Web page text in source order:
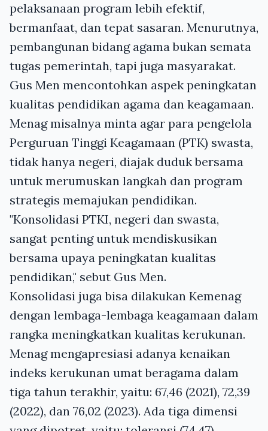
pelaksanaan program lebih efektif,
bermanfaat, dan tepat sasaran. Menurutnya,
pembangunan bidang agama bukan semata
tugas pemerintah, tapi juga masyarakat.
Gus Men mencontohkan aspek peningkatan
kualitas pendidikan agama dan keagamaan.
Menag misalnya minta agar para pengelola
Perguruan Tinggi Keagamaan (PTK) swasta,
tidak hanya negeri, diajak duduk bersama
untuk merumuskan langkah dan program
strategis memajukan pendidikan.
"Konsolidasi PTKI, negeri dan swasta,
sangat penting untuk mendiskusikan
bersama upaya peningkatan kualitas
pendidikan," sebut Gus Men.
Konsolidasi juga bisa dilakukan Kemenag
dengan lembaga-lembaga keagamaan dalam
rangka meningkatkan kualitas kerukunan.
Menag mengapresiasi adanya kenaikan
indeks kerukunan umat beragama dalam
tiga tahun terakhir, yaitu: 67,46 (2021), 72,39
(2022), dan 76,02 (2023). Ada tiga dimensi